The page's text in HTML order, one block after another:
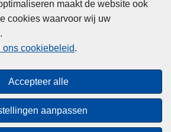
kan ik je vandaag van
teaser
maakt de website ook
cookies waarvoor wij uw
ons cookiebeleid.
Accepteer alle
aanpassen
Privacy
Cookies
Toegankelijkheid
© 2026 Politie.be